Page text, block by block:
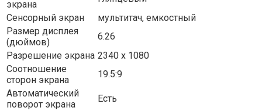
экрана
Сенсорный экран
мультитач, емкостный
Размер дисплея
(дюймов)
6.26
Разрешение экрана 2340 x 1080
Соотношение
сторон экрана
19.5:9
Автоматический
поворот экрана
Есть